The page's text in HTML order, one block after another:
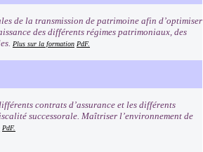
de la transmission de patrimoine afin d’optimiser
des différents régimes patrimoniaux, des
Plus sur la formation PdF.
contrats d’assurance et les différents
successorale. Maîtriser l’environnement de
PdF.